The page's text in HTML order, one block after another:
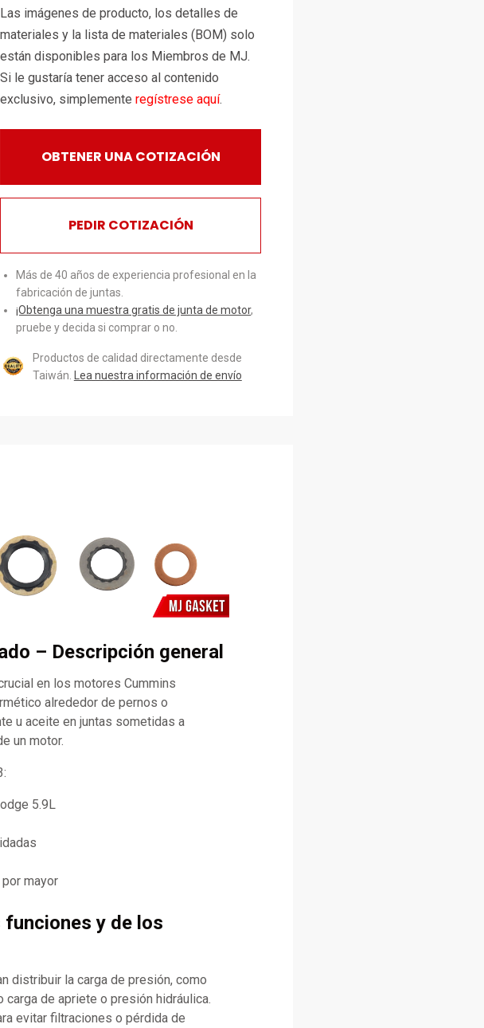
Las imágenes de producto, los detalles de
materiales y la lista de materiales (BOM) solo
están disponibles para los Miembros de MJ.
Si le gustaría tener acceso al contenido
exclusivo, simplemente regístrese aquí.
OBTENER UNA COTIZACIÓN
PEDIR COTIZACIÓN
Más de 40 años de experiencia profesional en la
fabricación de juntas.
¡Obtenga una muestra gratis de junta de motor,
pruebe y decida si comprar o no.
Productos de calidad directamente desde
Taiwán.
Lea nuestra información de envío
– Descripción general
en los motores Cummins
alrededor de pernos o
u aceite en juntas sometidas a
un motor.
5.9L
mayor
funciones y de los
distribuir la carga de presión, como
de apriete o presión hidráulica.
evitar filtraciones o pérdida de